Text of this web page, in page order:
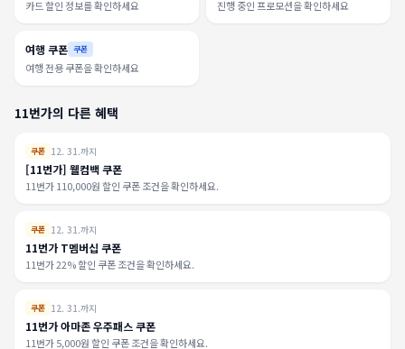
카드 할인 정보를 확인하세요 진행 중인 프로모션을 확인하세요
여행 쿠폰 쿠폰
여행 전용 쿠폰을 확인하세요
11번가의 다른 혜택
쿠폰 12. 31.까지
[11번가] 웰컴백 쿠폰
11번가 110,000원 할인 쿠폰 조건을 확인하세요.
쿠폰 12. 31.까지
11번가 T멤버십 쿠폰
11번가 22% 할인 쿠폰 조건을 확인하세요.
쿠폰 12. 31.까지
11번가 아마존 우주패스 쿠폰
11번가 5,000원 할인 쿠폰 조건을 확인하세요.